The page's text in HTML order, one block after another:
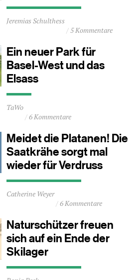
Durchschnittliche
Lesezeit
Minuten
Jeremias Schulthess
5 Kommentare
Ein neuer Park für
Basel-West und das
Elsass
Durchschnittliche
Lesezeit
Minuten
TaWo
6 Kommentare
Meidet die Platanen! Die
Saatkrähe sorgt mal
wieder für Verdruss
Durchschnittliche
Lesezeit
Minuten
Catherine Weyer
6 Kommentare
Naturschützer freuen
sich auf ein Ende der
Skilager
Durchschnittliche